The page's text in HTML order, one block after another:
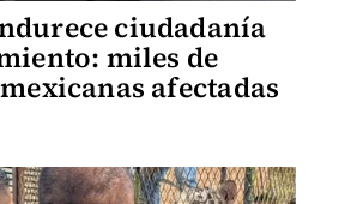
ciudadanía
miles de
afectadas